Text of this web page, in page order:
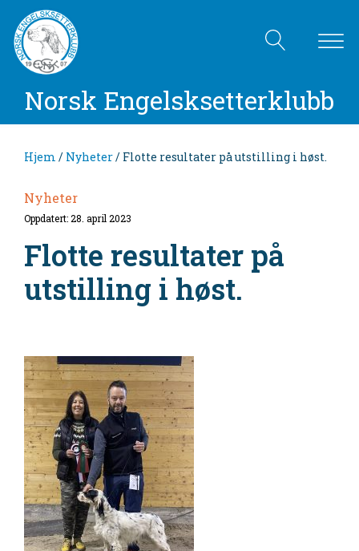
Norsk Engelsksetterklubb
Hjem / Nyheter/ Flotte resultater på utstilling i høst.
Nyheter
Oppdatert: 28. april 2023
Flotte resultater på
utstilling i høst.